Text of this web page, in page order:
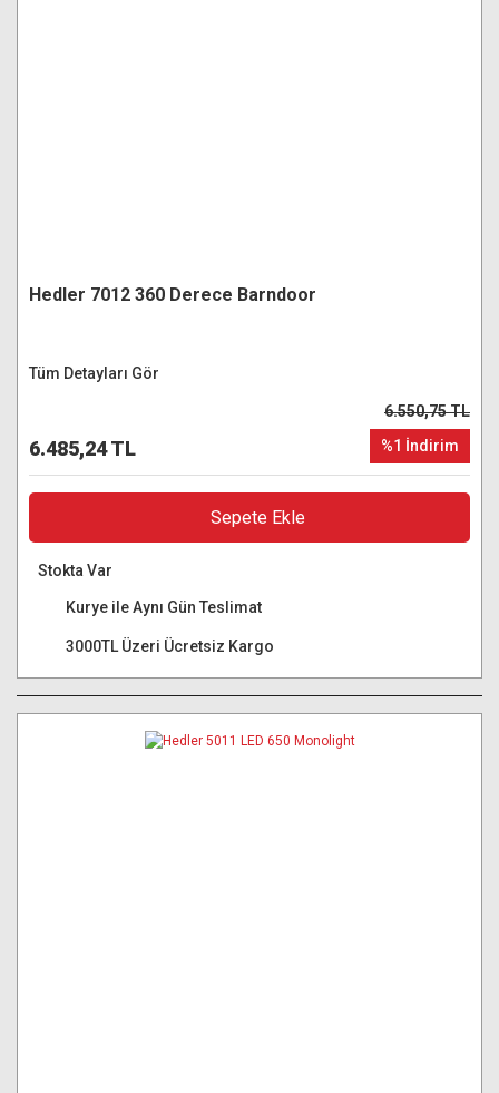
Hedler 7012 360 Derece Barndoor
Tüm Detayları Gör
6.485,24 TL
6.550,75 TL
%1 İndirim
Sepete Ekle
Stokta Var
Kurye ile Aynı Gün Teslimat
3000TL Üzeri Ücretsiz Kargo